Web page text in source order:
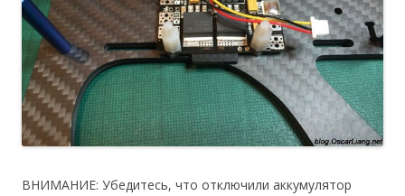
ВНИМАНИЕ: Убедитесь, что отключили аккумулятор